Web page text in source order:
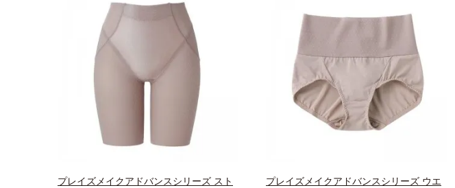
プレイズメイクアドバンスシリーズ スト
プレイズメイクアドバンスシリーズ ウエ